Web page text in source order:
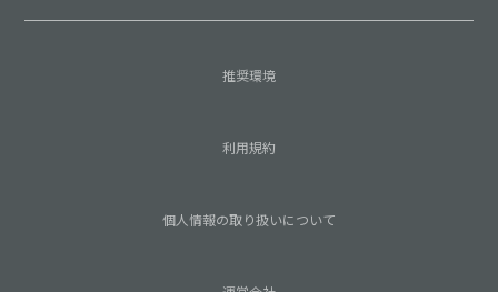
推奨環境
利用規約
個人情報の取り扱いについて